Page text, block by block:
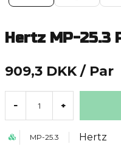
Hertz MP-25.3
909,3 DKK / Par
- +
MP-25.3 Hertz